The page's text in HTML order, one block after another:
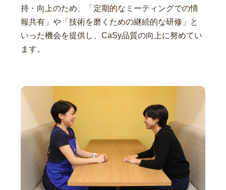
持・向上のため、「定期的なミーティングでの情
報共有」や「技術を磨くための継続的な研修」と
いった機会を提供し、CaSy品質の向上に努めてい
ます。